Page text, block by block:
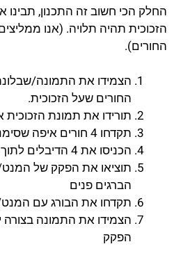
החלק הכי חשוב זה התכנון,
הזכוכית תהיה תלויה. (אנו
החורים).
הצמידו את התמונה/
החורים שעל הזכוכית.
תורידו את תמונת
תקדחו 4 חורים איפה שסימנתם
הכניסו את 4 הדיבלים לתוך החורים
תוציאו את הפקק של
הברגים פנים
תקדחו את הבורג עם המנט/
הצמידו את התמונה
הפקק